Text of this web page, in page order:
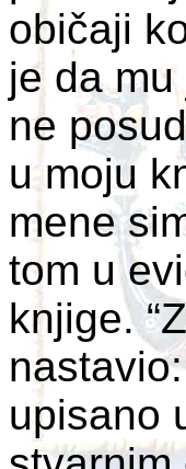
običaji
je da
ne
u moju
mene
tom u
knjige.
upisano